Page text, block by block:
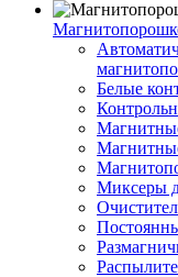
Белые
Миксеры